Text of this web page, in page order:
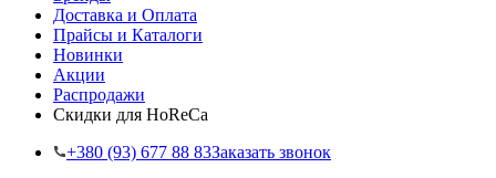
Доставка и Оплата
Прайсы и Каталоги
Новинки
Акции
Распродажи
Скидки для HoReCa
+38‎0 (93) 677 88 83Заказать звонок